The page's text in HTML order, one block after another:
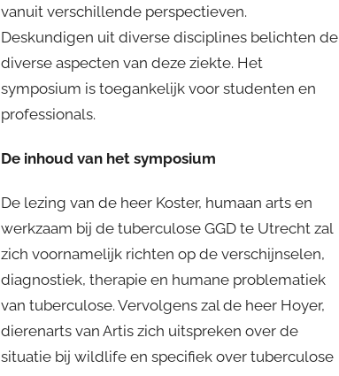
V
i
c
e
z
e
r
vanuit verschillende perspectieven.
Deskundigen uit diverse disciplines belichten de
diverse aspecten van deze ziekte. Het
symposium is toegankelijk voor studenten en
professionals.
De inhoud van het symposium
De lezing van de heer Koster, humaan arts en
werkzaam bij de tuberculose GGD te Utrecht zal
zich voornamelijk richten op de verschijnselen,
diagnostiek, therapie en humane problematiek
van tuberculose. Vervolgens zal de heer Hoyer,
dierenarts van Artis zich uitspreken over de
situatie bij wildlife en specifiek over tuberculose